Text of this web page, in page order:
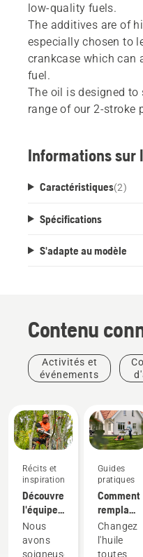
low-quality fuels.
The additives are of
especially chosen to
crankcase which can
fuel.
The oil is designed
range of our 2-stroke
limbing in extremely
Informations sur
Caractéristiques(2)
Spécifications
S'adapte au modèle
Contenu
Activités et
événements
Récits et
inspiration
Découvrez
l'équipe
H
Husqvarna,
nos
Nous
avons
soigneusement
Guides
pratiques
Comment
remplacer
l'huile de
votre
tondeuse
Changez
l'huile
toutes